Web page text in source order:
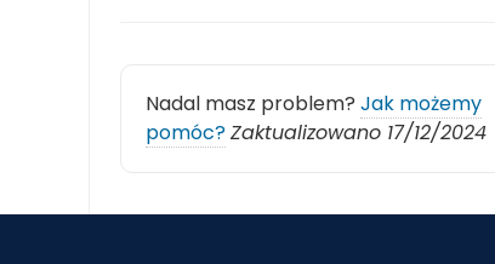
Nadal masz problem? Jak możemy
pomóc?Zaktualizowano 17/12/2024